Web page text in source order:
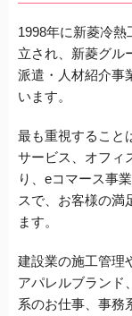
1998年に新菱冷
立され、新菱グル
派遣・人材紹介事
います。
最も重視すること
サービス、オフィ
り、eコマース事
スで、お客様の満
ます。
建設業の施工管理
アパレルブランド
系のお仕事、事務